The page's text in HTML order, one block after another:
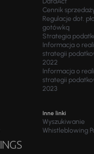
Cennik
Regulacje dot.
gotówką
Strategia
Informacja o
strategii
2022
Informacja o
strategii
2023
Inne linki
Wyszukiwanie
Whistleblowing